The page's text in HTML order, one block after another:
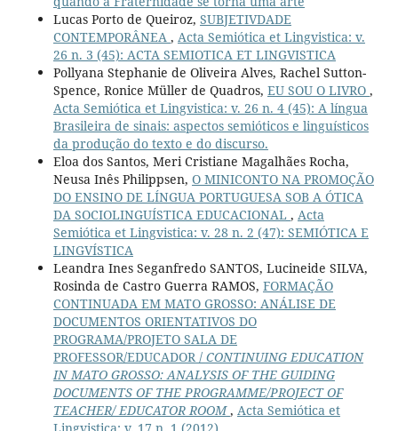
Lucas Porto de Queiroz, SUBJETIVDADE
CONTEMPORÂNEA , Acta Semiótica et Lingvistica: v.
26 n. 3 (45): ACTA SEMIOTICA ET LINGVISTICA
Pollyana Stephanie de Oliveira Alves, Rachel Sutton-
Spence, Ronice Müller de Quadros, EU SOU O LIVRO ,
Acta Semiótica et Lingvistica: v. 26 n. 4 (45): A língua
Brasileira de sinais: aspectos semióticos e linguísticos
da produção do texto e do discurso.
Eloa dos Santos, Meri Cristiane Magalhães Rocha,
Neusa Inês Philippsen, O MINICONTO NA PROMOÇÃO
DO ENSINO DE LÍNGUA PORTUGUESA SOB A ÓTICA
DA SOCIOLINGUÍSTICA EDUCACIONAL , Acta
Semiótica et Lingvistica: v. 28 n. 2 (47): SEMIÓTICA E
LINGVÍSTICA
Leandra Ines Seganfredo SANTOS, Lucineide SILVA,
Rosinda de Castro Guerra RAMOS, FORMAÇÃO
CONTINUADA EM MATO GROSSO: ANÁLISE DE
DOCUMENTOS ORIENTATIVOS DO
PROGRAMA/PROJETO SALA DE
PROFESSOR/EDUCADOR / CONTINUING EDUCATION
IN MATO GROSSO: ANALYSIS OF THE GUIDING
DOCUMENTS OF THE PROGRAMME/PROJECT OF
TEACHER/ EDUCATOR ROOM , Acta Semiótica et